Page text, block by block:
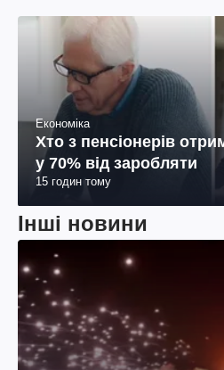
Економіка
Хто з пенсіонерів
у 70% від заробляти
15 годин тому
Інші новини